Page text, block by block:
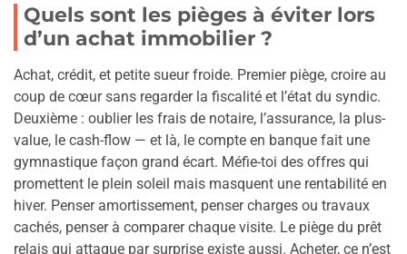
Quels sont les pièges à éviter lors
d’un achat immobilier ?
Achat, crédit, et petite sueur froide. Premier piège, croire au
coup de cœur sans regarder la fiscalité et l’état du syndic.
Deuxième : oublier les frais de notaire, l’assurance, la plus-
value, le cash-flow — et là, le compte en banque fait une
gymnastique façon grand écart. Méfie-toi des offres qui
promettent le plein soleil mais masquent une rentabilité en
hiver. Penser amortissement, penser charges ou travaux
cachés, penser à comparer chaque visite. Le piège du prêt
relais qui attaque par surprise existe aussi. Acheter, ce n’est